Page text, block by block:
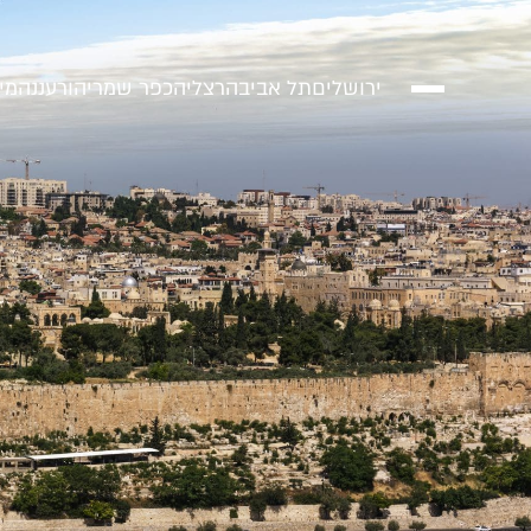
ירושליםתל אביבהרצליהכפר שמריהורעננה